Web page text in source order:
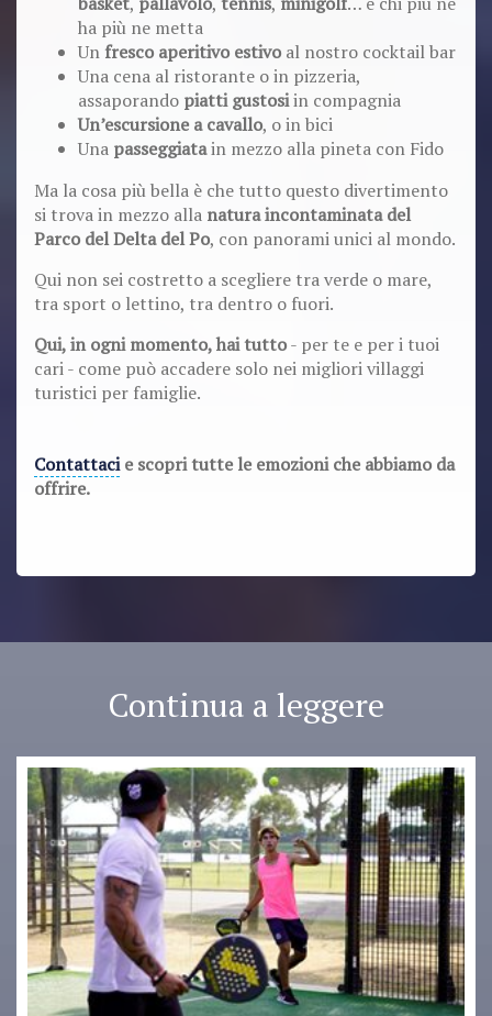
ha più ne metta
Unfresco aperitivo estivo al nostro cocktail bar
Una cena al ristorante o in pizzeria,
assaporando piatti gustosiin compagnia
Un’escursione a cavallo, o in bici
Una passeggiatain mezzo alla pineta con Fido
Ma la cosa più bella è che tutto questo divertimento
si trova in mezzo alla natura incontaminata del
Parco del Delta del Po, con panorami unici al mondo.
Qui non sei costretto a scegliere tra verde o mare,
tra sport o lettino, tra dentro o fuori.
Qui, in ogni momento, hai tutto- per te e per i tuoi
cari - come può accadere solo nei migliori villaggi
turistici per famiglie.
Contattacie scopri tutte le emozioni che abbiamo da
offrire.
Continua a leggere